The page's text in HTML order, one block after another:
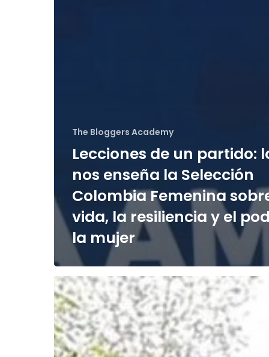
The Bloggers Academy
Lecciones de un partido:
nos enseña la Selección
Colombia Femenina
vida, la resiliencia y el
la mujer
¿Humanizar
el
deporte?